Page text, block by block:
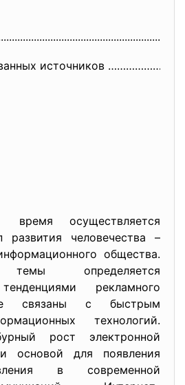
..............................
источников
осуществляется
человечества –
общества.
темы определяется
рекламного
связаны с быстрым
технологий.
рост электронной
основой для появления
в современной